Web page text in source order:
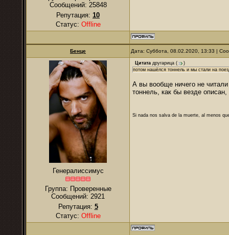
Сообщений: 25848
Репутация: 10
Статус: Offline
Бенце Дата: Суббота, 08.02.2020, 13:33 |
Генералиссимус
Группа: Проверенные
Сообщений: 2921
Репутация: 5
Статус: Offline
Цитата другарица (
)
потом нашёлся тоннель и мы стали на
А вы вообще ничего не
тоннель, как бы везде
Si nada nos salva de la muerte, al menos